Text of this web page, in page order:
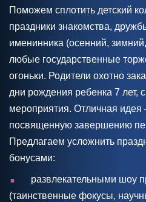
Поможем сплотить детский
праздники знакомства,
именинника (осенний,
любые государственные
огоньки. Родители охотно
дни рождения ребенка 7 лет,
мероприятия. Отличная идея
посвященную завершению
Предлагаем усложнить
бонусами:
.
развлекательными шоу
(таинственные фокусы,